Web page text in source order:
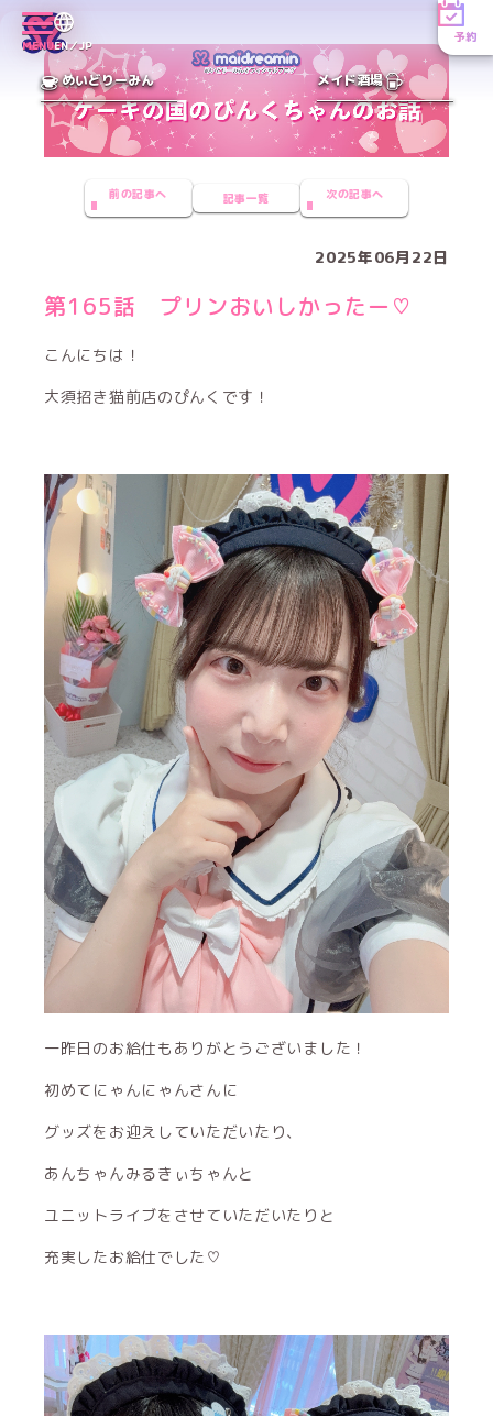
MENUEN／JP
予約
めいどりーみん メイド酒場
前の記事へ 記事一覧 次の記事へ
2025年06月22日
第165話 プリンおいしかったー♡
こんにちは！
大須招き猫前店のぴんくです！
一昨日のお給仕もありがとうございました！
初めてにゃんにゃんさんに
グッズをお迎えしていただいたり、
あんちゃんみるきぃちゃんと
ユニットライブをさせていただいたりと
充実したお給仕でした♡